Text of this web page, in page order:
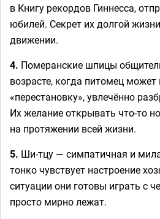
в Книгу рекордов Гиннесса,
юбилей. Секрет их долгой
движении.
4. Померанские шпицы
возрасте, когда питомец может
«перестановку», увлечённо
Их желание открывать что-то
на протяжении всей жизни.
5. Ши-тцу — симпатичная и
тонко чувствует настроение
ситуации они готовы играть с
просто мирно лежат.